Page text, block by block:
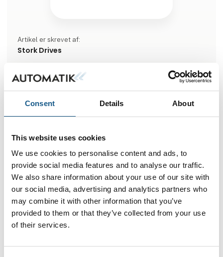
Consent Details About
This website uses cookies
We use cookies to personalise content and ads, to
provide social media features and to analyse our traffic.
We also share information about your use of our site with
our social media, advertising and analytics partners who
may combine it with other information that you’ve
provided to them or that they’ve collected from your use
of their services.
Artikel er skrevet af:
Stork Drives
I elektriske drivsystemer starter det ofte med en motor..
• Industriel Automation & robotteknologi
• Kommunikation
• Sikkerhedsteknologi
• Automotive
• Luftfart
Som en dynamisk virksomhed i maxon-gruppen og
repræsenterende globale producenter af lineære og
roterende motorer og systemer, hjælper vi dig med at vælge
Se profil